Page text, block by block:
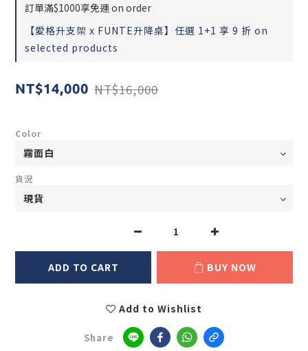
訂單滿$1000享免運 on order
【愛格升支架 x FUNTE升降桌】任選 1+1 享 9 折 on
selected products
NT$14,000 NT$16,000
Color
貨況
ADD TO CART BUY NOW
Add to Wishlist
Share